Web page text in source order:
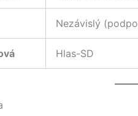
Nezávislý
Hlas-SD